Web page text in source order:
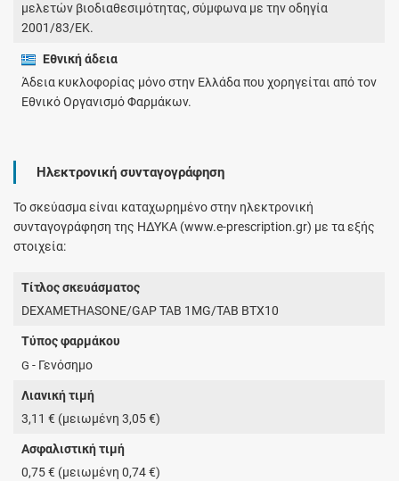
μελετών βιοδιαθεσιμότητας, σύμφωνα με την οδηγία
2001/83/ΕΚ.
Εθνική άδεια
Άδεια κυκλοφορίας μόνο στην Ελλάδα που χορηγείται από τον
Εθνικό Οργανισμό Φαρμάκων.
Ηλεκτρονική συνταγογράφηση
Το σκεύασμα είναι καταχωρημένο στην ηλεκτρονική
συνταγογράφηση της ΗΔΥΚΑ (www.e-prescription.gr) με τα εξής
στοιχεία:
Τίτλος σκευάσματος
DEXAMETHASONE/GAP TAB 1MG/TAB ΒΤΧ10
Τύπος φαρμάκου
G - Γενόσημο
Λιανική τιμή
3,11 € (μειωμένη 3,05 €)
Ασφαλιστική τιμή
0,75 € (μειωμένη 0,74 €)